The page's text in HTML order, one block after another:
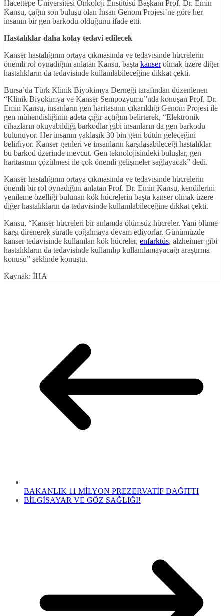
Hacettepe Üniversitesi Onkoloji Enstitüsü Başkanı Prof. Dr. Emin
Kansu, çağın son buluşu olan İnsan Genom Projesi’ne göre her
insanın bir gen barkodu olduğunu ifade etti.
Hastalıklar daha kolay tedavi edilecek
Kanser hastalığının ortaya çıkmasında ve tedavisinde hücrelerin
önemli rol oynadığını anlatan Kansu, başta kanserolmak üzere diğer
hastalıkların da tedavisinde kullanılabileceğine dikkat çekti.
Bursa’da Türk Klinik Biyokimya Derneği tarafından düzenlenen
“Klinik Biyokimya ve Kanser Sempozyumu”nda konuşan Prof. Dr.
Emin Kansu, insanların gen haritasının çıkarıldığı Genom Projesi ile
gen mühendisliğinin adeta çığır açtığını belirterek, “Elektronik
cihazların okuyabildiği barkodlar gibi insanların da gen barkodu
bulunuyor. Her insanın yaklaşık 30 bin geni bütün geleceğini
belirliyor. Kanser genleri ve insanların karşılaşabileceği hastalıklar
bu barkod üzerinde mevcut. Gen teknolojisindeki buluşlar, gen
haritasının çözülmesi ile çok önemli gelişmeler sağlayacak” dedi.
Kanser hastalığının ortaya çıkmasında ve tedavisinde hücrelerin
önemli bir rol oynadığını anlatan Prof. Dr. Emin Kansu, kendilerini
yenileme özelliği bulunan kök hücrelerin başta kanser olmak üzere
diğer hastalıkların da tedavisinde kullanılabileceğine dikkat çekti.
Kansu, “Kanser hücreleri bir anlamda ölümsüz hücreler. Yani ölüme
karşı direnerek süratle çoğalmaya devam ediyorlar. Günümüzde
kanser tedavisinde kullanılan kök hücreler, enfarktüs, alzheimer gibi
hastalıkların da tedavisinde kullanılıp kullanılamayacağı araştırma
konusu” şeklinde konuştu.
Kaynak: İHA
BAKANLIK 11 MİLYON PREZERVATİF DAĞITTI
BİLGİSAYAR VE GÖZ SAĞLIĞI!